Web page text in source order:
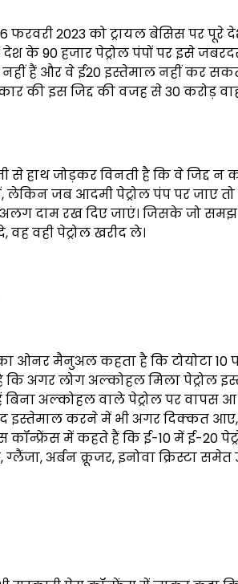
2023 को ट्रायल बेसिस पर पूरे
के 90 हजार पेट्रोल पंपों पर इसे
हैं और वे ई20 इस्तेमाल नहीं कर
की इस जिद्द की वजह से 30 करोड़
से हाथ जोड़कर विनती है कि वे
लेकिन जब आदमी पेट्रोल पंप पर जाए तो
दाम रख दिए जाएं। जिसके जो
वही पेट्रोल खरीद ले।
ओनर मैनुअल कहता है कि टोयोटा
कि अगर लोग अल्कोहल मिला पेट्रोल
बिना अल्कोहल वाले पेट्रोल पर
इस्तेमाल करने में भी अगर दिक्कत
कॉन्फ्रेंस में कहते हैं कि ई-10 में ई-20
ग्लैंजा, अर्बन क्रूजर, इनोवा